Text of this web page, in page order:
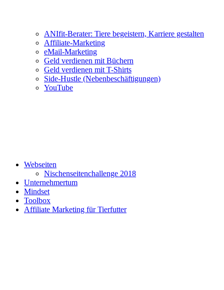
ANIfit-Berater: Tiere begeistern, Karriere gestalten
Affiliate-Marketing
eMail-Marketing
Geld verdienen mit Büchern
Geld verdienen mit T-Shirts
Side-Hustle (Nebenbeschäftigungen)
YouTube
Webseiten
Nischenseitenchallenge 2018
Unternehmertum
Mindset
Toolbox
Affiliate Marketing für Tierfutter